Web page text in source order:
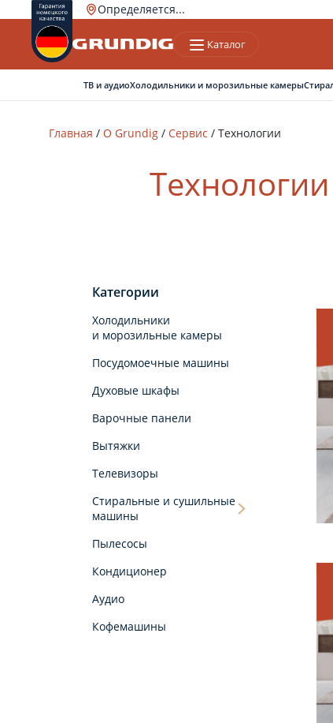
Определяется...
Ваш город
Каталог
ТВ и аудиоХолодильники и морозильные камеры
Главная / О Grundig / Сервис / Технологии
Категории
Холодильники
и морозильные камеры
Посудомоечные машины
Духовые шкафы
Варочные панели
Вытяжки
Телевизоры
Стиральные и сушильные
машины
Пылесосы
Кондиционер
Аудио
Кофемашины